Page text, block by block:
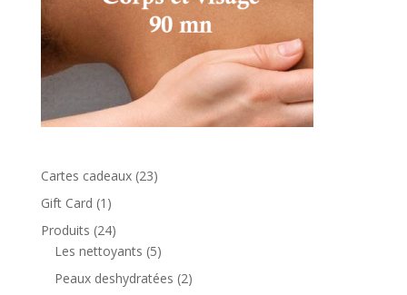
Cartes cadeaux 2323
Gift Card 1 1
produit
Produits 2424
produits
Les nettoyants 55
produits
Peaux deshydratées 22